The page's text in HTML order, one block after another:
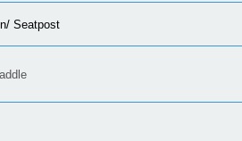
Seatpost